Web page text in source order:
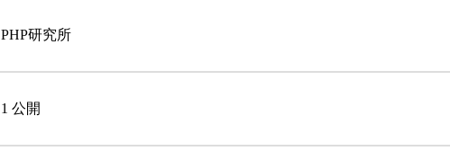
PHP研究所
1 公開